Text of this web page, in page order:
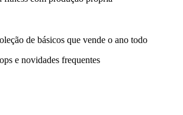
de básicos que vende o ano todo
e novidades frequentes